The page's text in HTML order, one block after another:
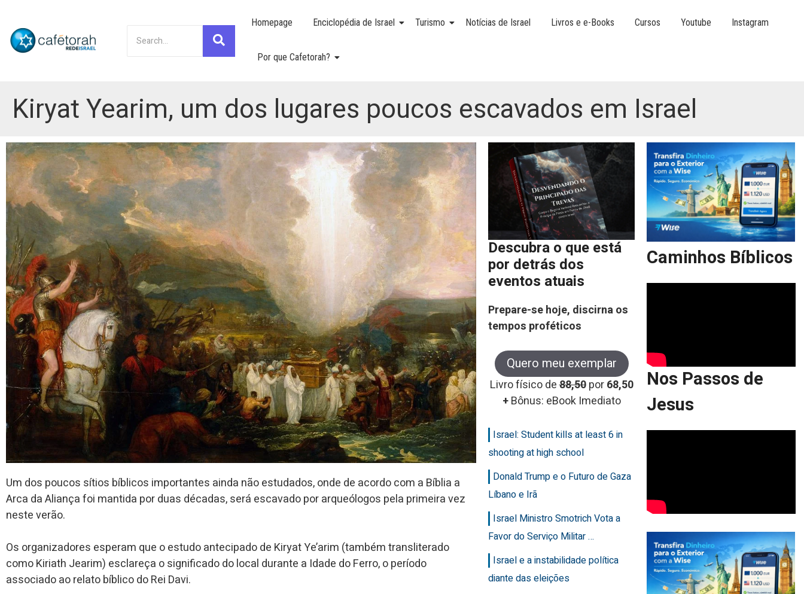
Homepage Enciclopédia de Israel Turismo Notícias de Israel Livros e e-Books Cursos Youtube Instagram
Por que Cafetorah?
Kiryat Yearim, um dos lugares poucos escavados em Israel
Um dos poucos sítios bíblicos importantes ainda não estudados, onde de acordo com a Bíblia a
Arca da Aliança foi mantida por duas décadas, será escavado por arqueólogos pela primeira vez
neste verão.
Os organizadores esperam que o estudo antecipado de Kiryat Ye’arim (também transliterado
como Kiriath Jearim) esclareça o significado do local durante a Idade do Ferro, o período
associado ao relato bíblico do Rei Davi.
Descubra o que está
por detrás dos
eventos atuais
Prepare-se hoje, discirna os
tempos proféticos
Quero meu exemplar
Livro físico de88,50 por68,50
+Bônus: eBook Imediato
Israel: Student kills at least 6 in
shooting at high school
Donald Trump e o Futuro de Gaza
Líbano e Irã
Israel Ministro Smotrich Vota a
Favor do Serviço Militar …
Israel e a instabilidade política
diante das eleições
Caminhos Bíblicos
Nos Passos de
Jesus